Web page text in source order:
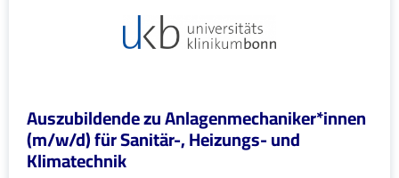
Auszubildende zu Anlagenmechaniker*innen
(m/w/d) für Sanitär-, Heizungs- und
Klimatechnik